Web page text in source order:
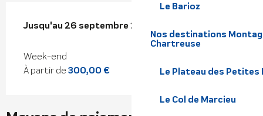
Le Barioz
Nos destinations
Chartreuse
Le Plateau des Petites
Le Col de Marcieu
Du1 janvier 2025au26 septembre 2026
Jusqu'au 26 septembre 2026
Week-end
À partir de 300,00 €